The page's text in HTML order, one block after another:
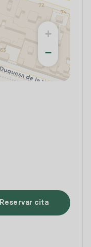
+
−
Reservar cita